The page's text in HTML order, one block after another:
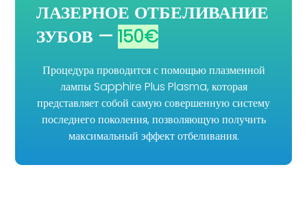
ЛАЗЕРНОЕ ОТБЕЛИВАНИЕ
ЗУБОВ — 150€
Процедура проводится с помощью плазменной
лампы Sapphire Plus Plasma, которая
представляет собой самую совершенную систему
последнего поколения, позволяющую получить
максимальный эффект отбеливания.